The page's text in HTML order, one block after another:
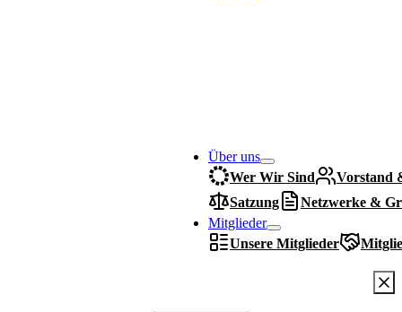
Über uns
Wer Wir Sind
Vorstand
Satzung
Netzwerke &
Mitglieder
Unsere Mitglieder